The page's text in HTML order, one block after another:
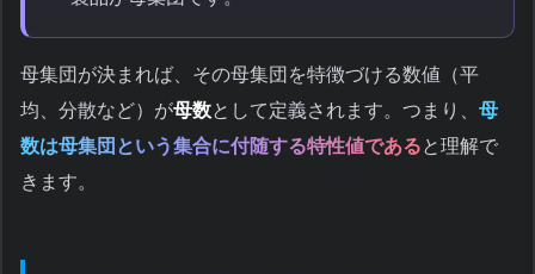
母集団が決まれば、その母集団を特徴づける数値（平
均、分散など）が母数として定義されます。つまり、 母
数は母集団という集合に付随する特性値であると理解で
きます。